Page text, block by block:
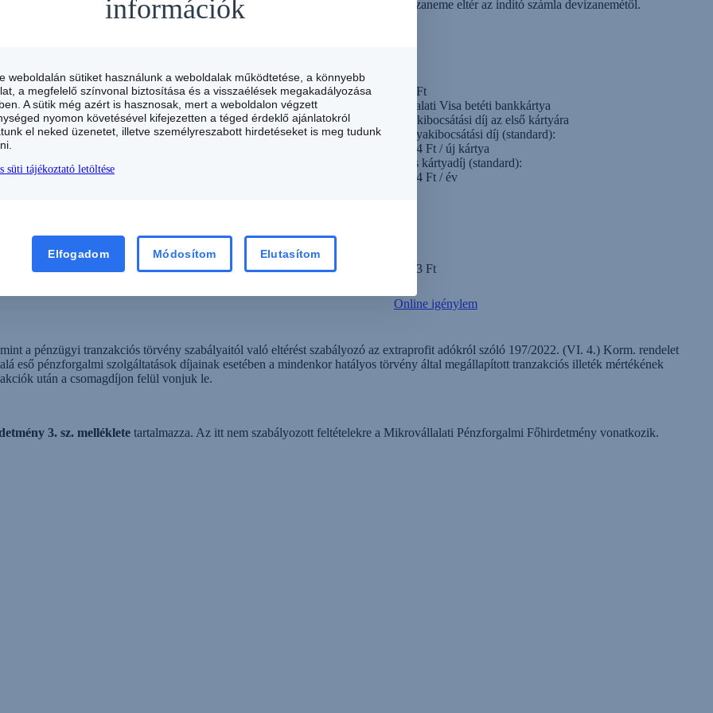
devizaneme eltér az indító számla devizanemétől.
kártyára VISA Business esetén
693 Ft
Vállalati Visa betéti bankkártya
0 Ft kibocsátási díj az első kártyára
Kártyakibocsátási díj (standard):
8 314 Ft / új kártya
Éves kártyadíj (standard):
8 314 Ft / év
6 333 Ft
Online igénylem
a pénzügyi tranzakciós törvény szabályaitól való eltérést szabályozó az extraprofit adókról szóló 197/2022. (VI. 4.) Korm. rendelet
eső pénzforgalmi szolgáltatások díjainak esetében a mindenkor hatályos törvény által megállapított tranzakciós illeték mértékének
után a csomagdíjon felül vonjuk le.
3. sz. melléklete tartalmazza. Az itt nem szabályozott feltételekre a Mikrovállalati Pénzforgalmi Főhirdetmény vonatkozik.
információk
weboldalán sütiket használunk a weboldalak működtetése, a könnyebb
a megfelelő színvonal biztosítása és a visszaélések megakadályozása
A sütik még azért is hasznosak, mert a weboldalon végzett
nyomon követésével kifejezetten a téged érdeklő ajánlatokról
el neked üzenetet, illetve személyreszabott hirdetéseket is meg tudunk
süti tájékoztató letöltése
Elfogadom Módosítom Elutasítom